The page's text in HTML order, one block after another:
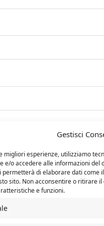
Gestisci
migliori esperienze, utilizziamo
e/o accedere alle informazioni del
permetterà di elaborare dati come
sito. Non acconsentire o ritirare
e funzioni.